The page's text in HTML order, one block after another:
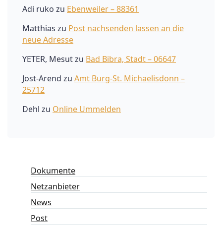
Adi ruko zu Ebenweiler – 88361
Matthias zu Post nachsenden lassen an die
neue Adresse
YETER, Mesutzu Bad Bibra, Stadt – 06647
Jost-Arend zu Amt Burg-St. Michaelisdonn –
25712
Dehl zu Online Ummelden
Dokumente
Netzanbieter
News
Post